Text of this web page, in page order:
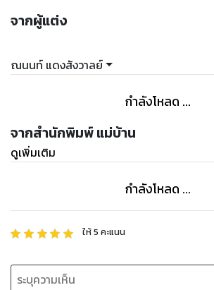
จากผู้แต่ง
ณนนท์ แดงสังวาลย์
กำลังโหลด ...
จากสำนักพิมพ์ แม่บ้าน
ดูเพิ่มเติม
กำลังโหลด ...
ให้5 คะแนน